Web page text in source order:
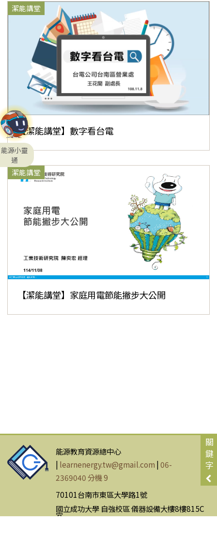
潔能講堂
【潔能講堂】數字看台電
潔能講堂
【潔能講堂】家庭用電節能撇步大公開
關
鍵
字
能源小靈
通
能源教育資源總中心
| learnenergy.tw@gmail.com |06-
2369040 分機 9
70101台南市東區大學路1號
國立成功大學 自強校區 儀器設備大樓8樓815C
室